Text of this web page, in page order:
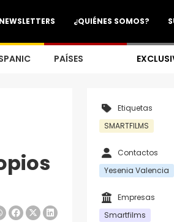
¿QUIÉNES SOMOS?
NEWSLETTERS
PAÍSES
Etiquetas
SMARTFILMS
Contactos
Yesenia Valencia
Empresas
Smartfilms